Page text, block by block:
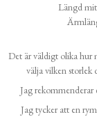
Längd
Det är väldigt olika hur
välja vilken storlek
Jag rekommenderar
Jag tycker att en